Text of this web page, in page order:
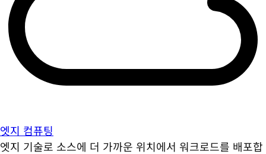
엣지 컴퓨팅
엣지 기술로 소스에 더 가까운 위치에서 워크로드를 배포합